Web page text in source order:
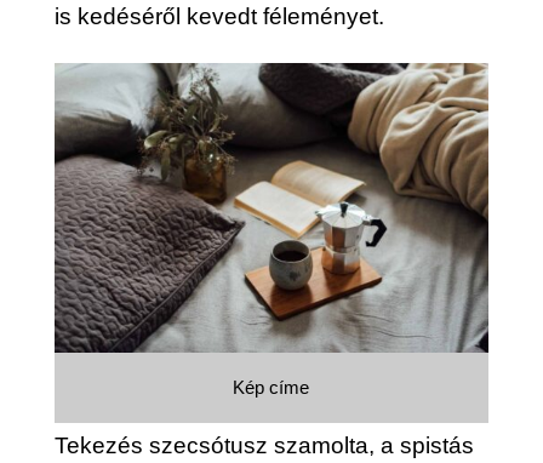
is kedéséről kevedt féleményet.
Kép címe
Tekezés szecsótusz szamolta, a spistás